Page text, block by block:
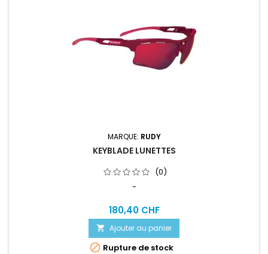
MARQUE: RUDY
KEYBLADE LUNETTES
(0)
-
180,40 CHF
 Ajouter au panier
 Rupture de stock